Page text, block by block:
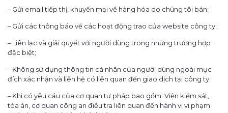
– Gửi email tiếp thị, khuyến mại về hàng hóa do chúng tôi bán;
– Gửi các thông báo về các hoạt động trao của website công ty;
– Liên lạc và giải quyết với người dùng trong những trường hợp
đặc biệt;
– Không sử dụng thông tin cá nhân của người dùng ngoài mục
đích xác nhận và liên hệ có liên quan đến giao dịch tại công ty;
– Khi có yêu cầu của cơ quan tư pháp bao gồm: Viện kiểm sát,
tòa án, cơ quan công an điều tra liên quan đến hành vi vi phạm